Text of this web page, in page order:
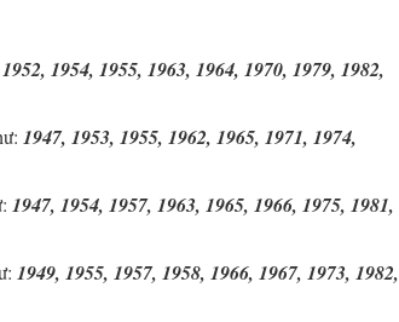
1952, 1954, 1955, 1963, 1964, 1970, 1979, 1982,
1947, 1953, 1955, 1962, 1965, 1971, 1974,
1947, 1954, 1957, 1963, 1965, 1966, 1975, 1981,
1949, 1955, 1957, 1958, 1966, 1967, 1973, 1982,